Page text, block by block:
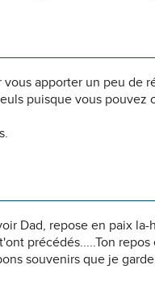
apporter un peu de
puisque vous pouvez
Dad, repose en paix
précédés.....Ton
souvenirs que je